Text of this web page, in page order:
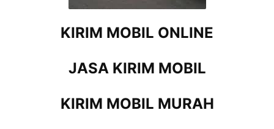
KIRIM MOBIL ONLINE
JASA KIRIM MOBIL
KIRIM MOBIL MURAH